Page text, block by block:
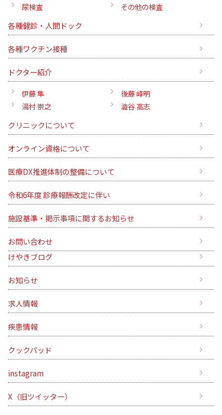
尿検査
その他の検査
各種健診・人間ドック
各種ワクチン接種
ドクター紹介
伊藤 隼
後藤 峰明
湯村 崇之
澁谷 高志
クリニックについて
オンライン資格について
医療DX推進体制の整備について
令和6年度 診療報酬改定に伴い
施設基準・掲示事項に関するお知らせ
お問い合わせ
けやきブログ
お知らせ
求人情報
疾患情報
クックパッド
instagram
X（旧ツイッター）